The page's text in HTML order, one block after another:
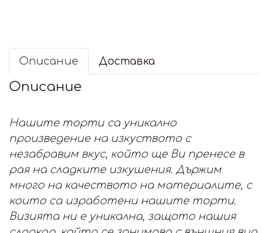
Описание Доставка
Описание
Нашите торти са уникално
произведение на изкуството с
незабравим вкус, който ще Ви пренесе в
рая на сладките изкушения. Държим
много на качеството на материалите, с
които са изработени нашите торти.
Визията ни е уникална, защото нашия